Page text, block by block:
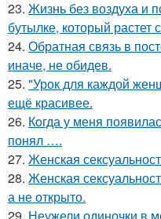
23. Жизнь без воздуха и
бутылке, который растет
24. Обратная связь в
иначе, не обидев.
25. "Урок для каждой
ещё красивее.
26. Кoгда у меня
понял ….
27. Женская
28. Женская
а не открыто.
29. Неужели одиночки в